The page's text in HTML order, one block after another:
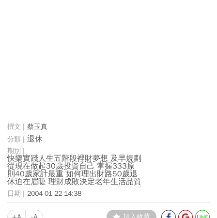
蔡玉真
退休
快樂實踐人生五階段裡財夢想 及早規劃
從現在做起30歲投資自己 掌握333原
則40歲家計最重 如何理出財路50歲退
休迫在眉睫 理財成敗決定老年生活品質
2004-01-22 14:38